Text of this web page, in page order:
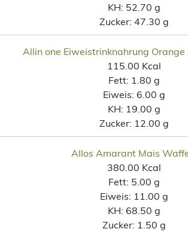
KH: 52.70 g
Zucker: 47.30 g
Allin one Eiweistrinknahrung
115.00 Kcal
Fett: 1.80 g
Eiweis: 6.00 g
KH: 19.00 g
Zucker: 12.00 g
Allos Amarant Mais
380.00 Kcal
Fett: 5.00 g
Eiweis: 11.00 g
KH: 68.50 g
Zucker: 1.50 g